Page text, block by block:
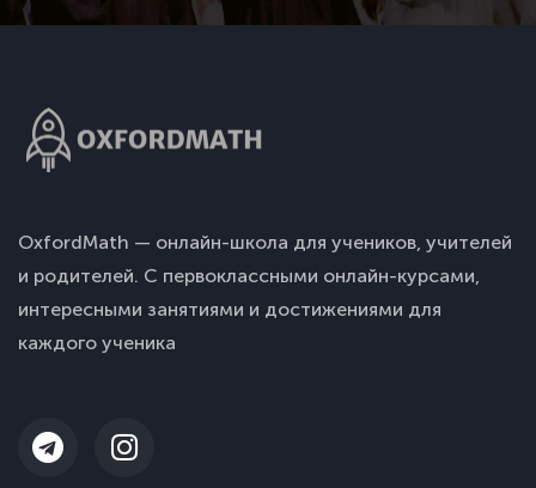
OxfordMath — онлайн-школа для учеников, учителей
и родителей. С первоклассными онлайн-курсами,
интересными занятиями и достижениями для
каждого ученика